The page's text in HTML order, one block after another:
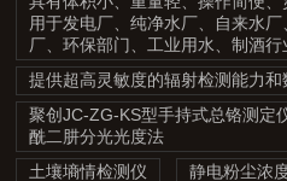
用于发电厂、纯净水厂、自来水
厂、环保部门、工业用水、制酒
提供超高灵敏度的辐射检测能力和
聚创JC-ZG-KS型手持式总铬测定
酰二肼分光光度法
土壤墒情检测仪
静电粉尘浓